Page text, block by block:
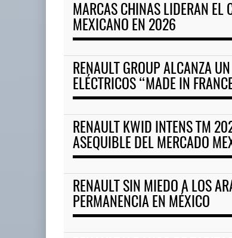
MARCAS CHINAS LIDERAN EL
MEXICANO EN 2026
RENAULT GROUP ALCANZA
ELÉCTRICOS “MADE IN
RENAULT KWID INTENS TM
ASEQUIBLE DEL MERCADO
RENAULT SIN MIEDO A LOS
PERMANENCIA EN MÉXICO
La implementación de
03 AGO 2026